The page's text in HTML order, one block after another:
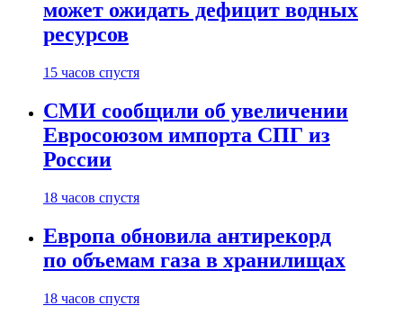
может ожидать дефицит водных
ресурсов
15 часов спустя
СМИ сообщили об увеличении
Евросоюзом импорта СПГ из
России
18 часов спустя
Европа обновила антирекорд
по объемам газа в хранилищах
18 часов спустя